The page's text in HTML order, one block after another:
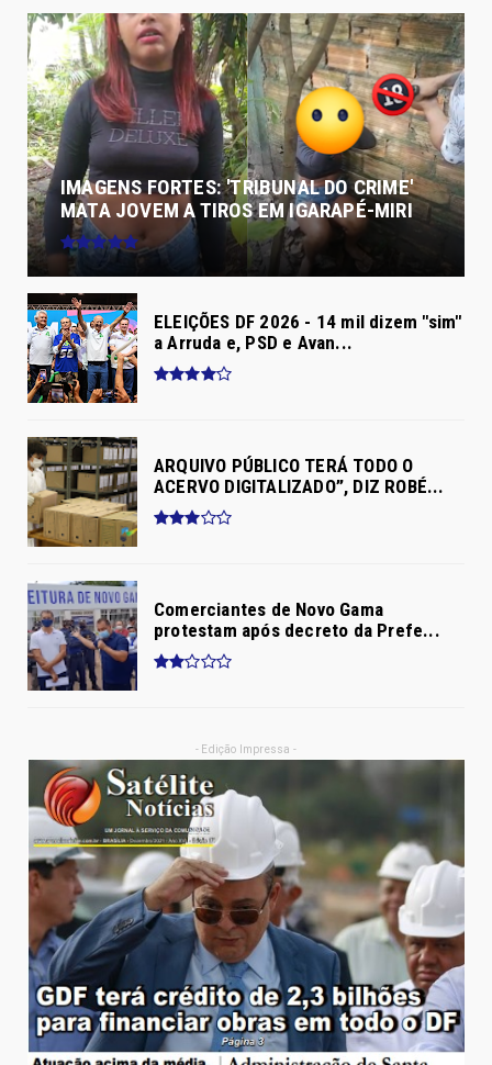
IMAGENS FORTES: 'TRIBUNAL DO CRIME'
MATA JOVEM A TIROS EM IGARAPÉ-MIRI
ELEIÇÕES DF 2026 - 14 mil dizem "sim"
a Arruda e, PSD e Avan...
ARQUIVO PÚBLICO TERÁ TODO O
ACERVO DIGITALIZADO”, DIZ ROBÉ...
Comerciantes de Novo Gama
protestam após decreto da Prefe...
- Edição Impressa -